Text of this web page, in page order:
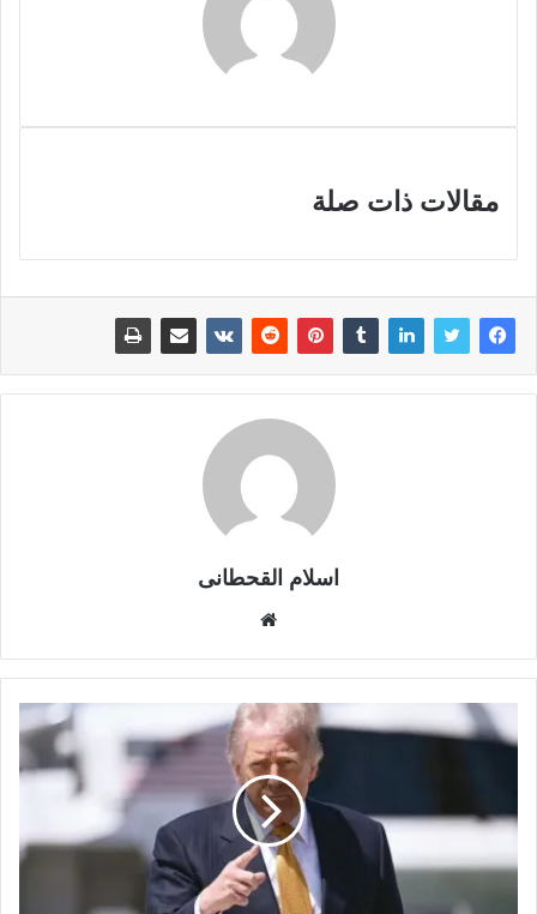
مقالات ذات صلة
اسلام القحطانى
ق
ع
ا
ل
و
ي
ب